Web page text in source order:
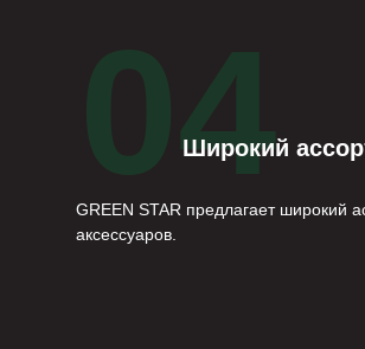
04
Широкий
GREEN STAR предлагает широкий
аксессуаров.